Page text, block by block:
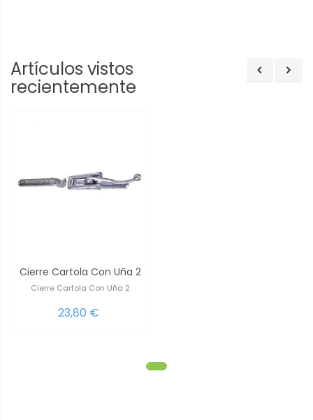
Artículos vistos
recientemente
Cierre Cartola Con Uña 2
Cierre Cartola Con Uña 2
23,80 €